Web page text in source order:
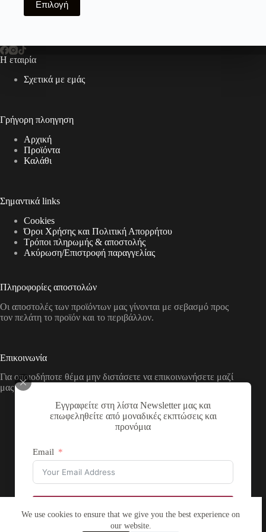
Εγγραφείτε στη λίστα Newsletter μας και
επωφεληθείτε από μοναδικές εκπτώσεις και
προνόμια
Email
We use cookies to ensure that we give you the best experience on
our website.
Επιλογή
προϊόν
παραλλαγές.
Οι
μπορούν
σελίδα
του
προϊόντος
Η εταιρία
Σχετικά με εμάς
Γρήγορη πλοηγηση
Αρχική
Προϊόντα
Καλάθι
Σημαντικά links
Cookies
Όροι Χρήσης και Πολιτική Απορρήτου
Τρόποι πληρωμής & αποστολής
Aκύρωση/Επιστροφή παραγγελίας
Πληροφορίες αποστολών
Οι αποστολές των προϊόντων μας γίνονται με σεβασμό προς
τον πελάτη το προϊόν και το περιβάλλον.
Επικοινωνία
Για οποιοδήποτε θέμα μην διστάσετε να επικοινωνήσετε μαζί
μας με τους παρακάτω τρόπους
Διεύθυνση:
Νικολάου Χάσου 19, ΤΚ 53100, Φλώρινα,
Τηλέφωνο:
+30 2385 503290
Email: